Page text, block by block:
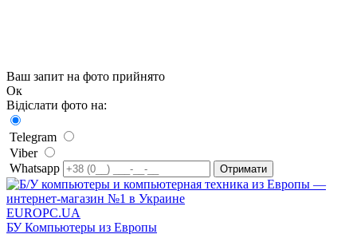
Ваш запит на фото прийнято
Ок
Відіслати фото на:
Telegram
Viber
Whatsapp
EUROPC.UA
БУ Компьютеры из Европы